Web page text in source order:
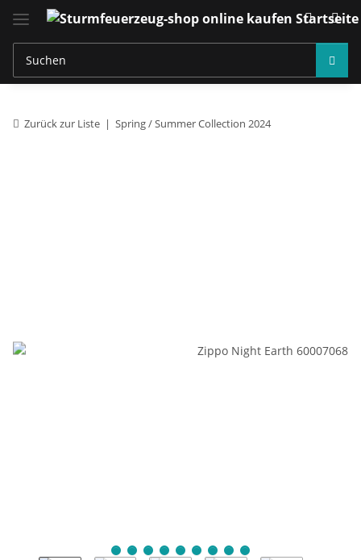
Zurück zur Liste Spring / Summer Collection 2024